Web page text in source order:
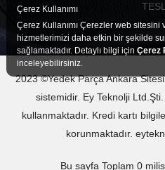
2023 ©Yedek Parça Ankara
sistemidir. Ey Teknolji
kullanmaktadır. Kredi kartı
korunmaktadır.
Bu sayfa Toplam 0
Çerez Kullanımı
Çerez Kullanımı Çerezler web sitesini
hizmetlerimizi daha etkin bir şekilde
sağlamaktadır. Detaylı bilgi için Çerez
inceleyebilirsiniz.